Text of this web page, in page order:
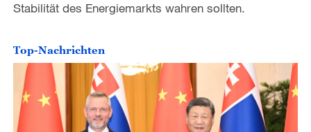
Stabilität des Energiemarkts wahren sollten.
Top-Nachrichten